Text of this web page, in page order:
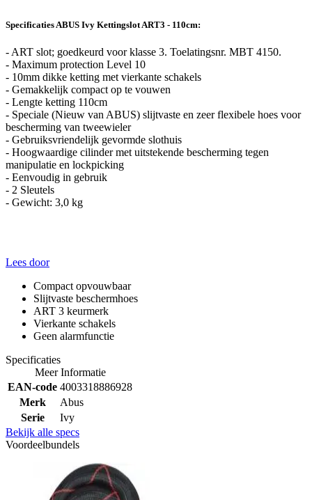
Specificaties ABUS Ivy Kettingslot ART3 - 110cm:
- ART slot; goedkeurd voor klasse 3. Toelatingsnr. MBT 4150.
- Maximum protection Level 10
- 10mm dikke ketting met vierkante schakels
- Gemakkelijk compact op te vouwen
- Lengte ketting 110cm
- Speciale (Nieuw van ABUS) slijtvaste en zeer flexibele hoes voor
bescherming van tweewieler
- Gebruiksvriendelijk gevormde slothuis
- Hoogwaardige cilinder met uitstekende bescherming tegen
manipulatie en lockpicking
- Eenvoudig in gebruik
- 2 Sleutels
- Gewicht: 3,0 kg
Lees door
Compact opvouwbaar
Slijtvaste beschermhoes
ART 3 keurmerk
Vierkante schakels
Geen alarmfunctie
Specificaties
Meer Informatie
EAN-code 4003318886928
Merk
Abus
Serie
Ivy
Bekijk alle specs
Voordeelbundels